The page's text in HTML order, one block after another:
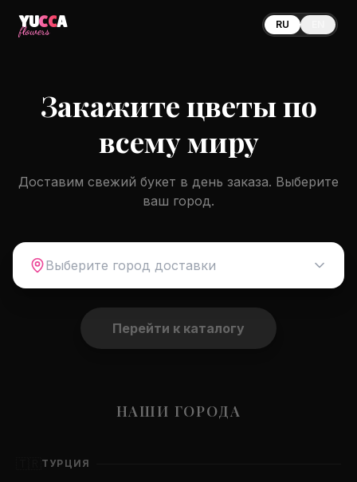
YUCCA
flowers RU
Закажите цветы по
всему миру
Доставим свежий букет в день заказа. Выберите
ваш город.
Выберите город доставки
Перейти к каталогу
НАШИ ГОРОДА
ТУРЦИЯ